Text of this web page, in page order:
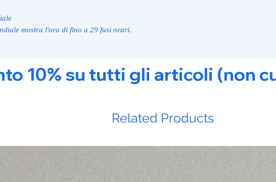
mostra l'ora di fino a 29 fusi orari.
10% su tutti gli articoli (non
Related Products